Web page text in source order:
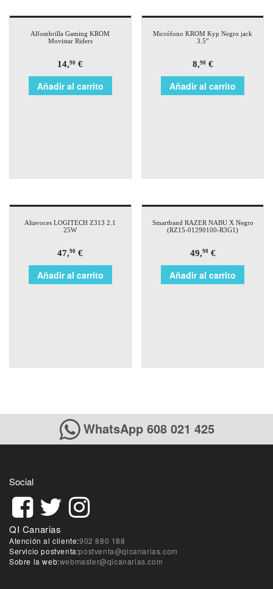
Alfombrilla Gaming KROM
Movistar Riders
14,90 €
Añadir al carrito
Micrófono KROM Kyp Negro jack
3.5″
8,90€
Añadir al carrito
Altavoces LOGITECH Z313 2.1
25W
47,90 €
Añadir al carrito
Smartband RAZER NABU X Negro
(RZ15-01290100-R3G1)
49,90€
Añadir al carrito
WhatsApp 608 021 425
Social
QI Canarias
Atención al cliente:902 880 188
Servicio postventa:postventa@qicanarias.com
Sobre la web:webmaster@qicanarias.com